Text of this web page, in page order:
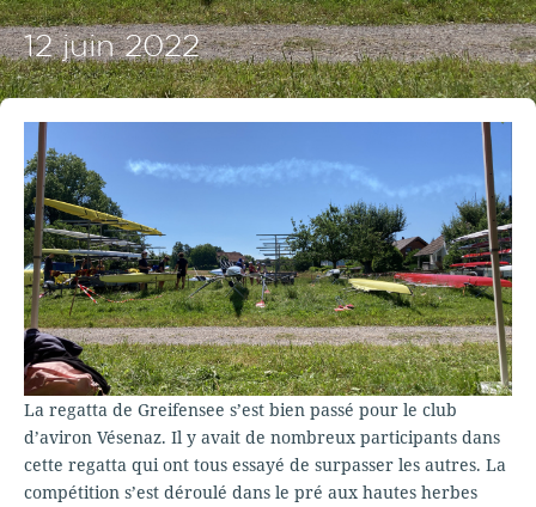
12 juin 2022
La regatta de Greifensee s’est bien passé pour le club
d’aviron Vésenaz. Il y avait de nombreux participants dans
cette regatta qui ont tous essayé de surpasser les autres. La
compétition s’est déroulé dans le pré aux hautes herbes